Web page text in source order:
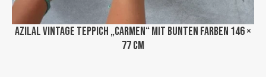
Azilal Vintage Teppich „Carmen“ mit bunten Farben 146 ×
77 cm